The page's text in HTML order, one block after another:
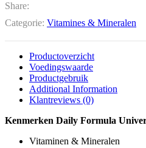
Share:
Categorie: Vitamines & Mineralen
Productoverzicht
Voedingswaarde
Productgebruik
Additional Information
Klantreviews (0)
Kenmerken Daily Formula
Vitaminen & Mineralen